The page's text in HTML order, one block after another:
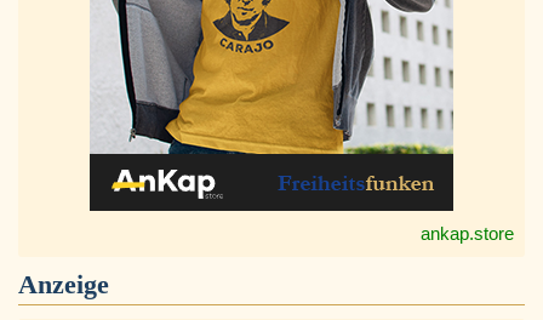
ankap.store
Anzeige